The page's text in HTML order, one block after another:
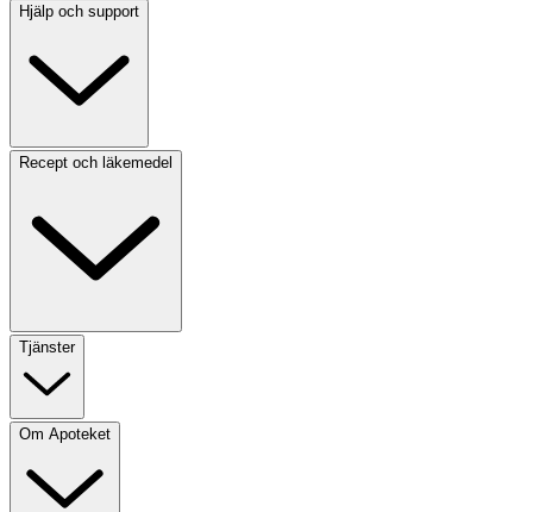
Hjälp och support
Recept och läkemedel
Tjänster
Om Apoteket